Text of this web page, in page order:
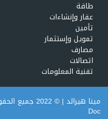
طاقة
عقار وإنشاءات
تأمين
تمويل وإستثمار
مصارف
اتصالات
تقنية المعلومات
مينا هيرالد| © 2022 جميع الحقوق محفوظة. Powered by
Doc